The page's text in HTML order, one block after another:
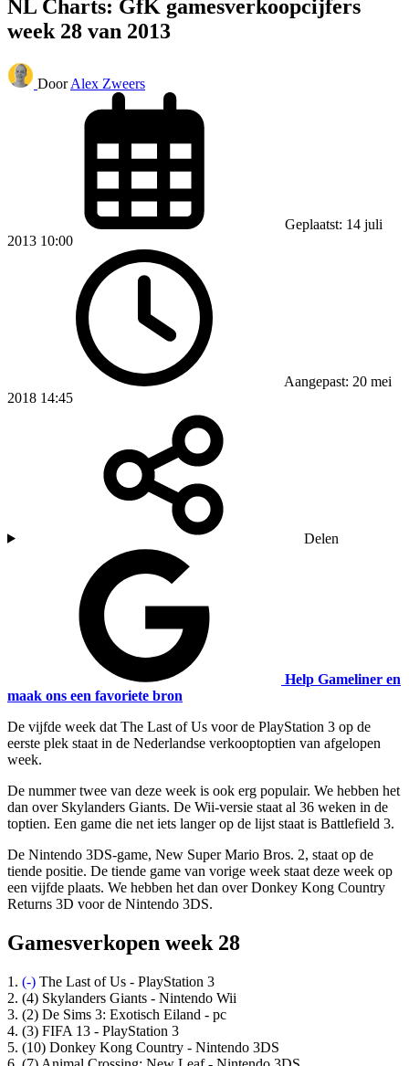
NL Charts: GfK gamesverkoopcijfers
week 28 van 2013
Door Alex Zweers
Geplaatst: 14 juli
2013 10:00
Aangepast: 20 mei
2018 14:45
Delen
Help Gameliner en
maak ons een favoriete bron
De vijfde week dat The Last of Us voor de PlayStation 3 op de
eerste plek staat in de Nederlandse verkooptoptien van afgelopen
week.
De nummer twee van deze week is ook erg populair. We hebben het
dan over Skylanders Giants. De Wii-versie staat al 36 weken in de
toptien. Een game die net iets langer op de lijst staat is Battlefield 3.
De Nintendo 3DS-game, New Super Mario Bros. 2, staat op de
tiende positie. De tiende game van vorige week staat deze week op
een vijfde plaats. We hebben het dan over Donkey Kong Country
Returns 3D voor de Nintendo 3DS.
Gamesverkopen week 28
1. (-) The Last of Us - PlayStation 3
2. (4) Skylanders Giants - Nintendo Wii
3. (2) De Sims 3: Exotisch Eiland - pc
4. (3) FIFA 13 - PlayStation 3
5. (10) Donkey Kong Country - Nintendo 3DS